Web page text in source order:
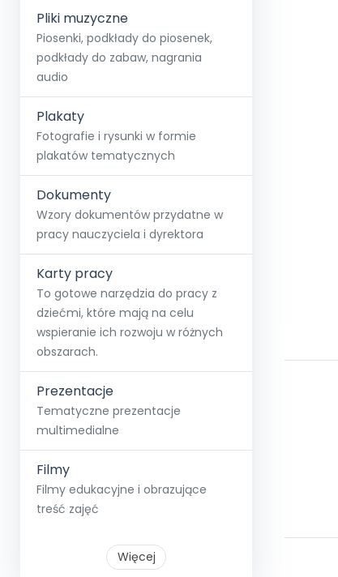
Pliki muzyczne
Piosenki, podkłady do piosenek,
podkłady do zabaw, nagrania
audio
Plakaty
Fotografie i rysunki w formie
plakatów tematycznych
Dokumenty
Wzory dokumentów przydatne w
pracy nauczyciela i dyrektora
Karty pracy
To gotowe narzędzia do pracy z
dziećmi, które mają na celu
wspieranie ich rozwoju w różnych
obszarach.
Prezentacje
Tematyczne prezentacje
multimedialne
Filmy
Filmy edukacyjne i obrazujące
treść zajęć
Więcej